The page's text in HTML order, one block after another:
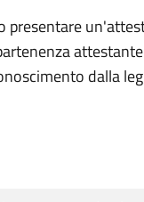
presentare
dalla